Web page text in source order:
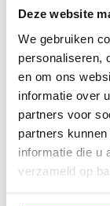
Deze website
We gebruiken
personaliseren,
en om ons
informatie over
partners voor
partners
informatie die u
verzameld op